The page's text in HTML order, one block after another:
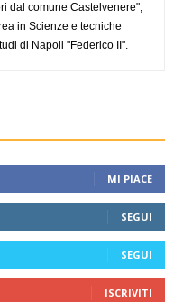
dal comune Castelvenere",
in Scienze e tecniche
di Napoli "Federico II".
MI PIACE
SEGUI
SEGUI
ISCRIVITI